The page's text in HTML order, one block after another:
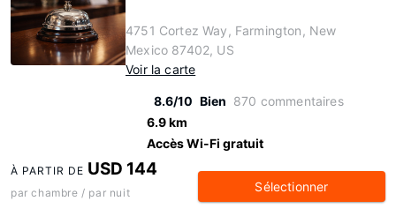
4751 Cortez Way, Farmington, New
Mexico 87402, US
Voir la carte
8.6/10 Bien 870 commentaires
6.9 km
Accès Wi-Fi gratuit
À PARTIR DE USD 144
par chambre / par nuit Sélectionner